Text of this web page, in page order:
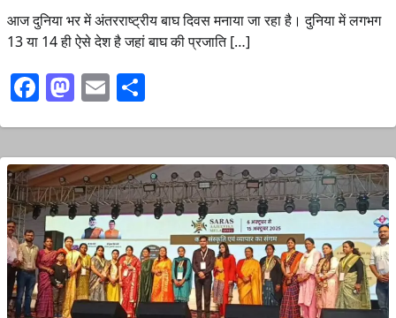
आज दुनिया भर में अंतरराष्ट्रीय बाघ दिवस मनाया जा रहा है। दुनिया में लगभग
13 या 14 ही ऐसे देश है जहां बाघ की प्रजाति […]
Facebook
Mastodon
Email